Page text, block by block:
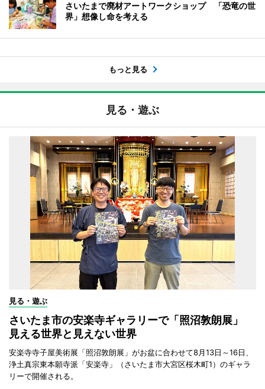
さいたまで廃材アートワークショップ 「恐竜の世
界」想像し命を考える
もっと見る
見る・遊ぶ
見る・遊ぶ
さいたま市の安楽寺ギャラリーで「照沼敦朗展」
見える世界と見えない世界
安楽寺寺子屋美術展「照沼敦朗展」がお盆に合わせて8月13日～16日、
浄土真宗東本願寺派「安楽寺」（さいたま市大宮区桜木町1）のギャラ
リーで開催される。